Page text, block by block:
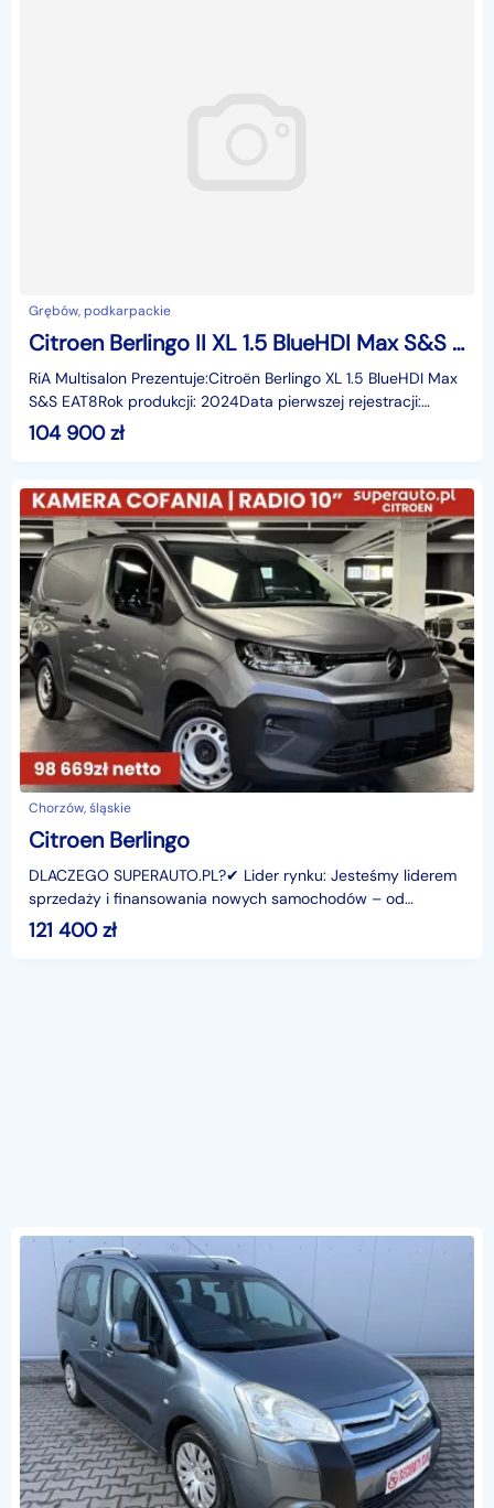
Grębów, podkarpackie
Citroen Berlingo II XL 1.5 BlueHDI Max S&S EAT8
RiA Multisalon Prezentuje:Citroën Berlingo XL 1.5 BlueHDI Max
S&S EAT8Rok produkcji: 2024Data pierwszej rejestracji:
2024-07-11Pojemność: 1499 ccmPrzebieg:
104 900zł
Chorzów, śląskie
Citroen Berlingo
DLACZEGO SUPERAUTO.PL?✔ Lider rynku: Jesteśmy liderem
sprzedaży i finansowania nowych samochodów – od
osobowych, przez dostawcze, po segment premium.✔
121 400zł